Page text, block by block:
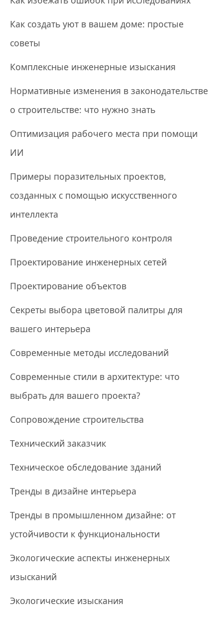
Как создать уют в вашем доме: простые
советы
Комплексные инженерные изыскания
Нормативные изменения в законодательстве
о строительстве: что нужно знать
Оптимизация рабочего места при помощи
ИИ
Примеры поразительных проектов,
созданных с помощью искусственного
интеллекта
Проведение строительного контроля
Проектирование инженерных сетей
Проектирование объектов
Секреты выбора цветовой палитры для
вашего интерьера
Современные методы исследований
Современные стили в архитектуре: что
выбрать для вашего проекта?
Сопровождение строительства
Технический заказчик
Техническое обследование зданий
Тренды в дизайне интерьера
Тренды в промышленном дизайне: от
устойчивости к функциональности
Экологические аспекты инженерных
изысканий
Экологические изыскания